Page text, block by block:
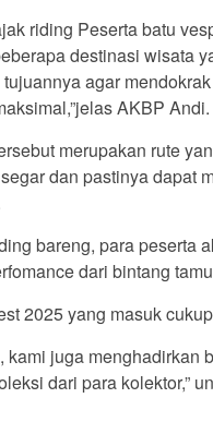
riding Peserta batu
destinasi wisata
agar
AKBP Andi.
merupakan rute
dan pastinya dapat
bareng, para peserta
dari bintang
2025 yang masuk
kami juga menghadirkan
dari para kolektor,”